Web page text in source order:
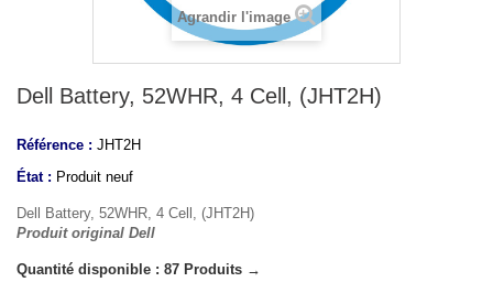
Agrandir l'image
Dell Battery, 52WHR, 4 Cell, (JHT2H)
Référence : JHT2H
État : Produit neuf
Dell Battery, 52WHR, 4 Cell, (JHT2H)
Produit original Dell
Quantité disponible : 87 Produits →